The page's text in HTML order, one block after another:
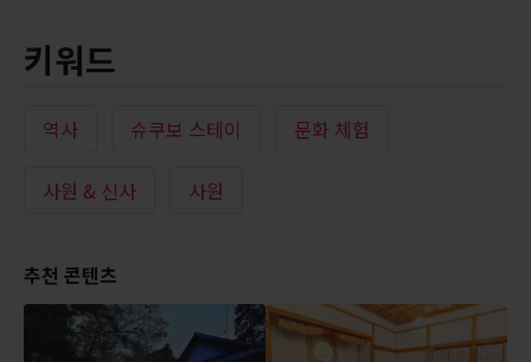
키워드
역사 슈쿠보 스테이 문화 체험
사원 & 신사 사원
추천 콘텐츠